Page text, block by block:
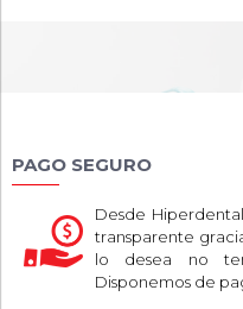
PAGO SEGURO
Desde
transparente
lo desea no
Disponemos de